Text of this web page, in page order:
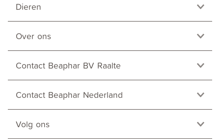
Dieren
Over ons
Contact Beaphar BV Raalte
Contact Beaphar Nederland
Volg ons